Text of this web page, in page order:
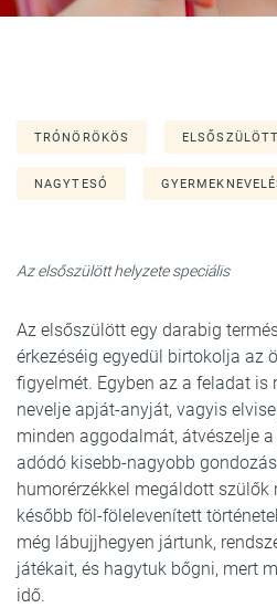
TRÓNÖRÖKÖS ELSŐSZÜLÖTT
NAGYTESÓ
Az elsőszülött helyzete speciális
Az elsőszülött egy darabig
érkezéséig egyedül birtokolja az
figyelmét. Egyben az a feladat is
nevelje apját-anyját, vagyis
minden aggodalmát, átvészelje
adódó kisebb-nagyobb
humorérzékkel megáldott
később föl-fölelevenített
még lábujjhegyen jártunk,
játékait, és hagytuk bőgni, mert
idő.